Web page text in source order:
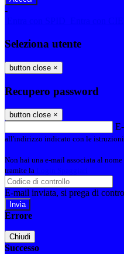
-
Seleziona utente
button close ×
Recupero password
button close ×
all'indirizzo indicato con le istruzioni
Non hai una e-mail associata al
tramite la
E-mail inviata, si prega di
Errore
Chiudi
Successo